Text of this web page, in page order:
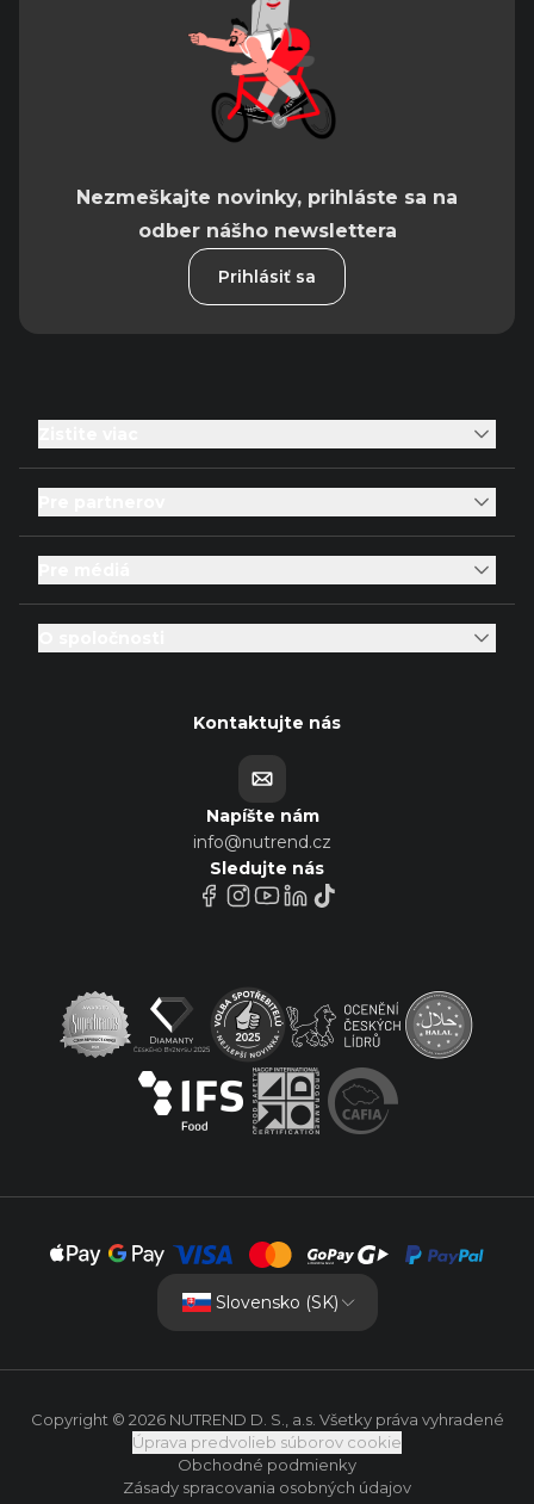
Nezmeškajte novinky, prihláste sa na
odber nášho newslettera
Prihlásiť sa
Kontaktujte nás
Napíšte nám
info@nutrend.cz
Sledujte nás
Slovensko (SK)
Copyright © 2026 NUTREND D. S., a.s. Všetky práva vyhradené
Úprava predvolieb súborov cookie
Obchodné podmienky
Zásady spracovania osobných údajov